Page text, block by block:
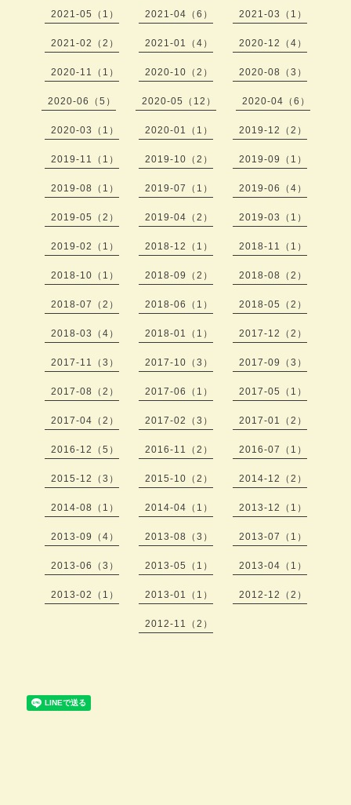
2021-05（1） 2021-04（6） 2021-03（1）
2021-02（2） 2021-01（4） 2020-12（4）
2020-11（1） 2020-10（2） 2020-08（3）
2020-06（5） 2020-05（12） 2020-04（6）
2020-03（1） 2020-01（1） 2019-12（2）
2019-11（1） 2019-10（2） 2019-09（1）
2019-08（1） 2019-07（1） 2019-06（4）
2019-05（2） 2019-04（2） 2019-03（1）
2019-02（1） 2018-12（1） 2018-11（1）
2018-10（1） 2018-09（2） 2018-08（2）
2018-07（2） 2018-06（1） 2018-05（2）
2018-03（4） 2018-01（1） 2017-12（2）
2017-11（3） 2017-10（3） 2017-09（3）
2017-08（2） 2017-06（1） 2017-05（1）
2017-04（2） 2017-02（3） 2017-01（2）
2016-12（5） 2016-11（2） 2016-07（1）
2015-12（3） 2015-10（2） 2014-12（2）
2014-08（1） 2014-04（1） 2013-12（1）
2013-09（4） 2013-08（3） 2013-07（1）
2013-06（3） 2013-05（1） 2013-04（1）
2013-02（1） 2013-01（1） 2012-12（2）
2012-11（2）